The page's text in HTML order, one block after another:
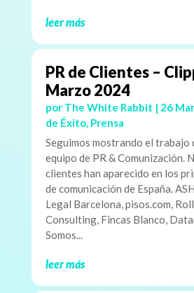
leer más
PR de Clientes –
Marzo 2024
por The White Rabbit | 26
de Éxito, Prensa
Seguimos mostrando el trabajo
equipo de PR & Comunización.
clientes han aparecido en los
de comunicación de España.
Legal Barcelona, pisos.com,
Consulting, Fincas Blanco,
Somos...
leer más